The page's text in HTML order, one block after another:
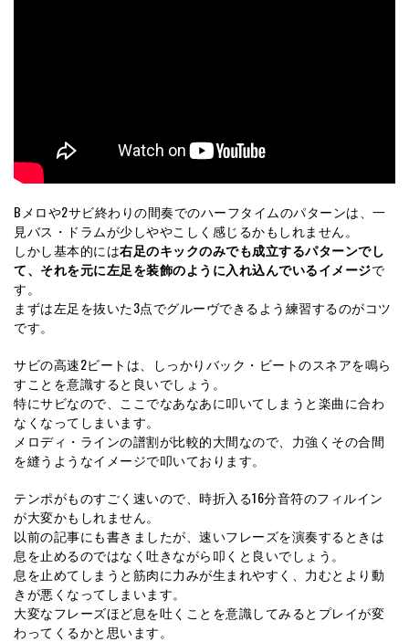
Bメロや2サビ終わりの間奏でのハーフタイムのパターンは、一
見バス・ドラムが少しややこしく感じるかもしれません。
しかし基本的には右足のキックのみでも成立するパターンでし
て、それを元に左足を装飾のように入れ込んでいるイメージで
す。
まずは左足を抜いた3点でグルーヴできるよう練習するのがコツ
です。
サビの高速2ビートは、しっかりバック・ビートのスネアを鳴ら
すことを意識すると良いでしょう。
特にサビなので、ここでなあなあに叩いてしまうと楽曲に合わ
なくなってしまいます。
メロディ・ラインの譜割が比較的大間なので、力強くその合間
を縫うようなイメージで叩いております。
テンポがものすごく速いので、時折入る16分音符のフィルイン
が大変かもしれません。
以前の記事にも書きましたが、速いフレーズを演奏するときは
息を止めるのではなく吐きながら叩くと良いでしょう。
息を止めてしまうと筋肉に力みが生まれやすく、力むとより動
きが悪くなってしまいます。
大変なフレーズほど息を吐くことを意識してみるとプレイが変
わってくるかと思います。